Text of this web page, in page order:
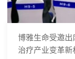
博雅生命受邀出
治疗产业变革新